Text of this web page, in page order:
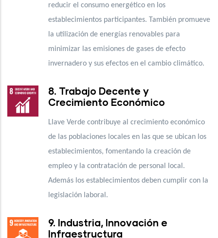
reducir el consumo energético en los
establecimientos participantes. También promueve
la utilización de energías renovables para
minimizar las emisiones de gases de efecto
invernadero y sus efectos en el cambio climático.
8. Trabajo Decente y
Crecimiento Económico
Llave Verde contribuye al crecimiento económico
de las poblaciones locales en las que se ubican los
establecimientos, fomentando la creación de
empleo y la contratación de personal local.
Además los establecimientos deben cumplir con la
legislación laboral.
9. Industria, Innovación e
Infraestructura